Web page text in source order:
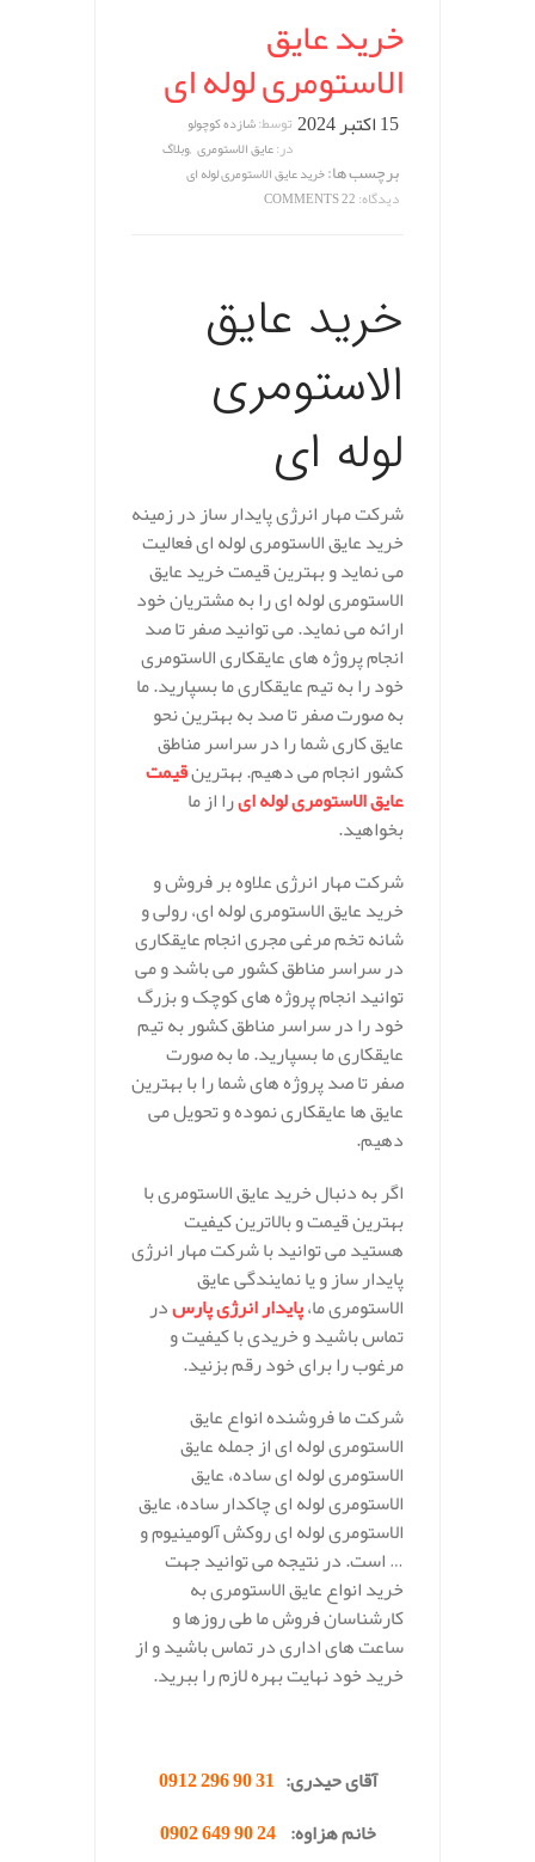
خرید عایق
الاستومری لوله ای
15 اکتبر 2024 توسط:شازده کوچولو
در:عایق الاستومری ,وبلاگ
برچسب ها:خرید عایق الاستومری لوله ای
دیدگاه:22 COMMENTS
خرید عایق
الاستومری
لوله ای
شرکت مهار انرژی پایدار ساز در زمینه
خرید عایق الاستومری لوله ای فعالیت
می نماید و بهترین قیمت خرید عایق
الاستومری لوله ای را به مشتریان خود
ارائه می نماید. می توانید صفر تا صد
انجام پروژه های عایقکاری الاستومری
خود را به تیم عایقکاری ما بسپارید. ما
به صورت صفر تا صد به بهترین نحو
عایق کاری شما را در سراسر مناطق
کشور انجام می دهیم. بهترینقیمت
عایق الاستومری لوله ایرا از ما
بخواهید.
شرکت مهار انرژی علاوه بر فروش و
خرید عایق الاستومری لوله ای، رولی و
شانه تخم مرغی مجری انجام عایقکاری
در سراسر مناطق کشور می باشد و می
توانید انجام پروژه های کوچک و بزرگ
خود را در سراسر مناطق کشور به تیم
عایقکاری ما بسپارید. ما به صورت
صفر تا صد پروژه های شما را با بهترین
عایق ها عایقکاری نموده و تحویل می
دهیم.
اگر به دنبال خرید عایق الاستومری با
بهترین قیمت و بالاترین کیفیت
هستید می توانید با شرکت مهار انرژی
پایدار ساز و یا نمایندگی عایق
الاستومری ما،پایدار انرژی پارسدر
تماس باشید و خریدی با کیفیت و
مرغوب را برای خود رقم بزنید.
شرکت ما فروشنده انواع عایق
الاستومری لوله ای از جمله عایق
الاستومری لوله ای ساده، عایق
الاستومری لوله ای چاکدار ساده، عایق
الاستومری لوله ای روکش آلومینیوم و
… است. در نتیجه می توانید جهت
خرید انواع عایق الاستومری به
کارشناسان فروش ما طی روزها و
ساعت های اداری در تماس باشید و از
خرید خود نهایت بهره لازم را ببرید.
آقای حیدری: 31 90 296 0912
خانم هزاوه:24 90 649 0902